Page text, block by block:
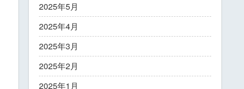
2025年5月
2025年4月
2025年3月
2025年2月
2025年1月